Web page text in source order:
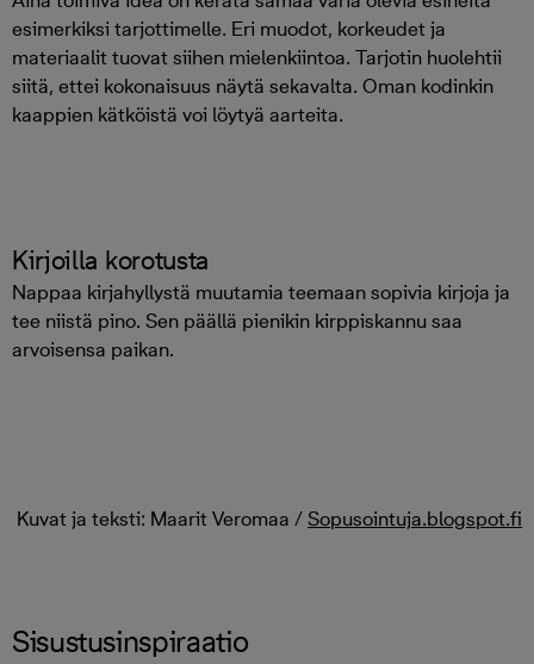
esimerkiksi tarjottimelle. Eri muodot, korkeudet ja
materiaalit tuovat siihen mielenkiintoa. Tarjotin huolehtii
siitä, ettei kokonaisuus näytä sekavalta. Oman kodinkin
kaappien kätköistä voi löytyä aarteita.
Kirjoilla korotusta
Nappaa kirjahyllystä muutamia teemaan sopivia kirjoja ja
tee niistä pino. Sen päällä pienikin kirppiskannu saa
arvoisensa paikan.
Kuvat ja teksti: Maarit Veromaa / Sopusointuja.blogspot.fi
Sisustusinspiraatio